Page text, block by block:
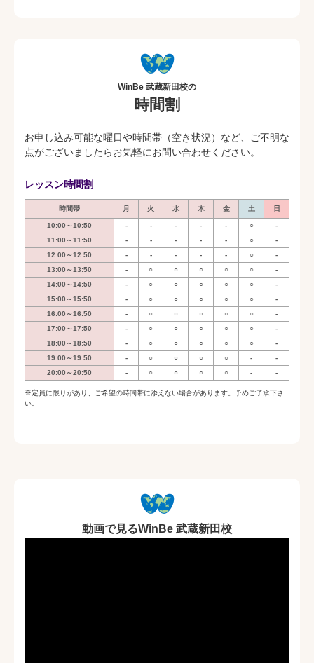
WinBe 武蔵新田校の
時間割
お申し込み可能な曜日や時間帯（空き状況）など、ご不明な
点がございましたらお気軽にお問い合わせください。
レッスン時間割
時間帯 月 火 水 木 金 土 日
10:00～10:50 - - - - - ○
-
11:00～11:50
- - - - - ○
-
12:00～12:50
- - - - - ○
-
13:00～13:50
- ○ ○ ○ ○ ○
-
14:00～14:50
- ○ ○ ○ ○ ○
-
15:00～15:50
- ○ ○ ○ ○ ○
-
16:00～16:50
- ○ ○ ○ ○ ○
-
17:00～17:50
- ○ ○ ○ ○ ○
-
18:00～18:50
- ○ ○ ○ ○ ○
-
19:00～19:50
- ○ ○ ○ ○ -
-
20:00～20:50
- ○ ○ ○ ○ - -
※定員に限りがあり、ご希望の時間帯に添えない場合があります。予めご了承下さ
い。
動画で見るWinBe 武蔵新田校